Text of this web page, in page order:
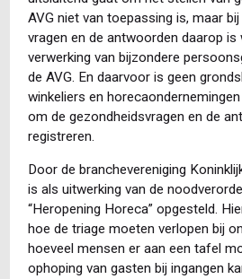
AVG niet van toepassing is, maar
vragen en de antwoorden daarop is
verwerking van bijzondere
de AVG. En daarvoor is geen
winkeliers en
om de gezondheidsvragen en de
registreren.
Door de branchevereniging
is als uitwerking van de
“Heropening Horeca” opgesteld.
hoe de triage moeten verlopen bij
hoeveel mensen er aan een tafel
ophoping van gasten bij ingangen